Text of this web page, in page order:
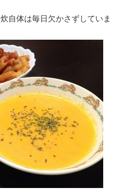
自体は毎日欠かさずしていま